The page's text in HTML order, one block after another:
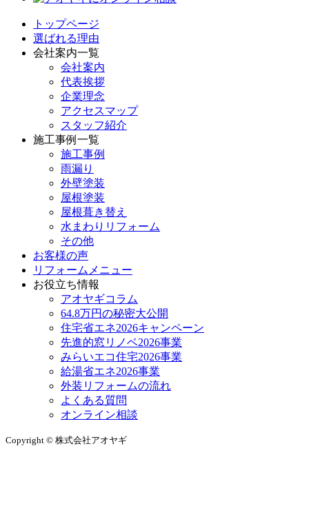
トップページ
選ばれる理由
会社案内一覧
会社案内
代表挨拶
企業理念
アクセスマップ
スタッフ紹介
施工事例一覧
施工事例
雨漏り
外壁塗装
屋根塗装
屋根葺き替え
水まわりリフォーム
その他
お客様の声
リフォームメニュー
お役立ち情報
アオヤギコラム
64.8万円の秘密大公開
住宅省エネ2026キャンペーン
先進的窓リノベ2026事業
みらいエコ住宅2026事業
給湯省エネ2026事業
外装リフォームの流れ
よくある質問
オンライン相談
Copyright © 株式会社アオヤギ